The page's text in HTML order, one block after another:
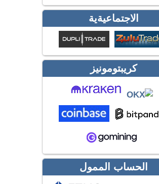
الاجتماعيةية
كريبتومونيز
الحساب الممول